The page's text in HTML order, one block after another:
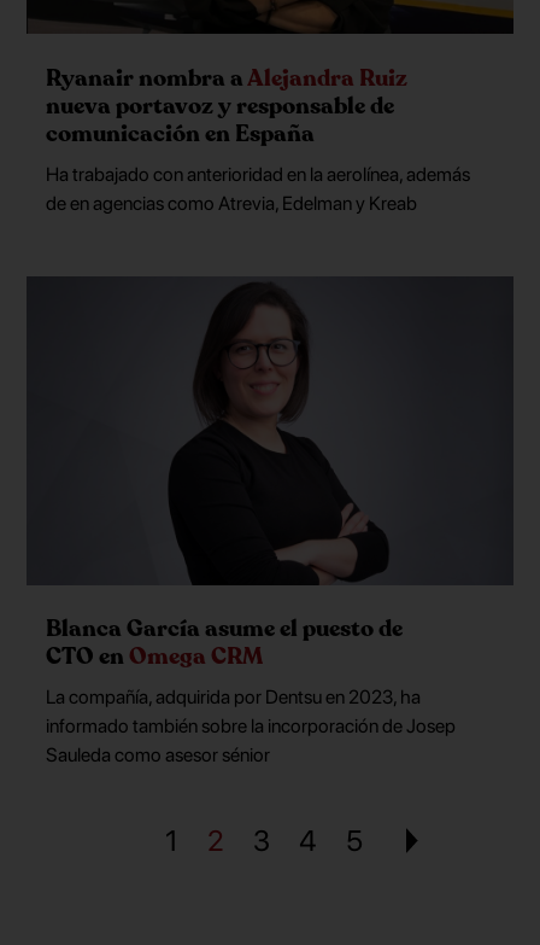
Ryanair nombra aAlejandra Ruiz
nueva portavoz y responsable de
comunicación en España
Ha trabajado con anterioridad en la aerolínea, además
de en agencias como Atrevia, Edelman y Kreab
Blanca García asume el puesto de
CTO en Omega CRM
La compañía, adquirida por Dentsu en 2023, ha
informado también sobre la incorporación de Josep
Sauleda como asesor sénior
1 2 3 4 5